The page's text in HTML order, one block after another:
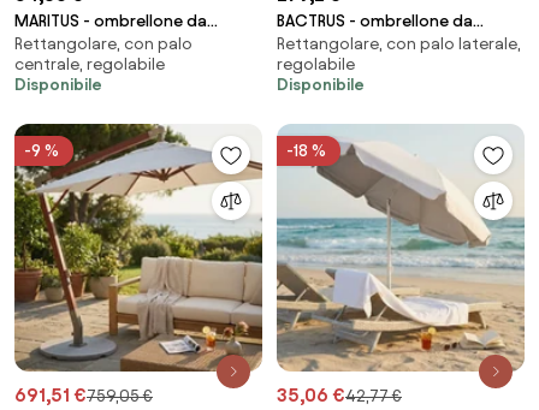
MARITUS - ombrellone da
giardino palo centrale 2 x 3 m
Rettangolare, con palo
centrale, regolabile
Disponibile
BACTRUS - ombrellone da
giardino decentrato 3 x 4 m
Rettangolare, con palo laterale,
regolabile
Disponibile
-9 %
691,51 €759,05 €
-18 %
35,06 €42,77 €